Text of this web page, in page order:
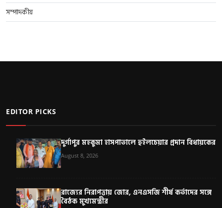
সম্পাদকীয়
EDITOR PICKS
দুর্গাপুর মহকুমা হাসপাতালে হুইলচেয়ার প্রদান বিধায়কের
August 8, 2026
রাজ্যের নিরাপত্তায় জোর, এনএসজি শীর্ষ কর্তাদের সঙ্গে
বৈঠক মুখ্যমন্ত্রীর